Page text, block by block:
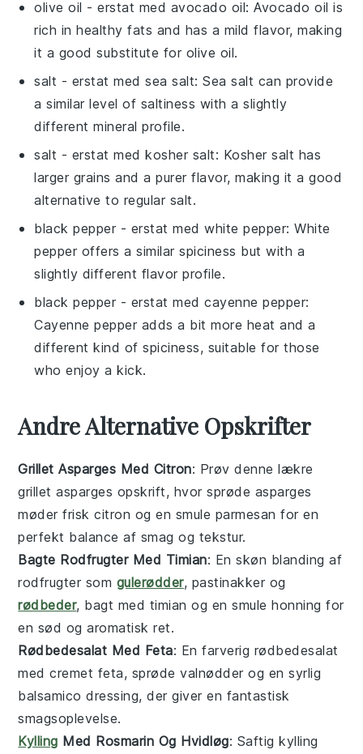
olive oil - erstat med avocado oil: Avocado oil is
rich in healthy fats and has a mild flavor, making
it a good substitute for olive oil.
salt - erstat medsea salt: Sea salt can provide
a similar level of saltiness with a slightly
different mineral profile.
salt - erstat medkosher salt: Kosher salt has
larger grains and a purer flavor, making it a good
alternative to regular salt.
black pepper - erstat medwhite pepper: White
pepper offers a similar spiciness but with a
slightly different flavor profile.
black pepper - erstat medcayenne pepper:
Cayenne pepper adds a bit more heat and a
different kind of spiciness, suitable for those
who enjoy a kick.
Andre Alternative Opskrifter
Grillet Asparges Med Citron: Prøv denne lækre
grillet asparges opskrift, hvor sprøde asparges
møder friskcitron og en smule parmesan for en
perfekt balance af smag og tekstur.
Bagte Rodfrugter Med Timian: En skøn blanding af
rodfrugter som gulerødder, pastinakker og
rødbeder, bagt med timian og en smulehonning for
en sød og aromatisk ret.
Rødbedesalat Med Feta: En farverig rødbedesalat
med cremet feta, sprødevalnødder og en syrlig
balsamico dressing, der giver en fantastisk
smagsoplevelse.
Kylling Med Rosmarin Og Hvidløg: Saftigkylling